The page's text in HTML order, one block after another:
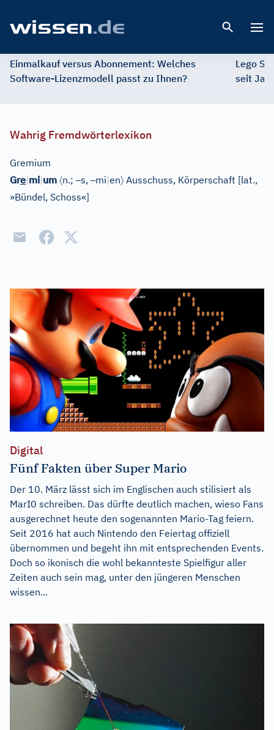
Einmalkauf versus Abonnement: Welches
Software-Lizenzmodell passt zu Ihnen?
Lego
seit
Wahrig Fremdwörterlexikon
Gremium
Gre|mi|um 〈n.;–s,–mi|en〉 Ausschuss, Körperschaft [lat.,
»Bündel, Schoss«]
Digital
Fünf Fakten über Super Mario
Der 10. März lässt sich im Englischen auch stilisiert als
MarI0 schreiben. Das dürfte deutlich machen, wieso Fans
ausgerechnet heute den sogenannten Mario-Tag feiern.
Seit 2016 hat auch Nintendo den Feiertag offiziell
übernommen und begeht ihn mit entsprechenden Events.
Doch so ikonisch die wohl bekannteste Spielfigur aller
Zeiten auch sein mag, unter den jüngeren Menschen
wissen...